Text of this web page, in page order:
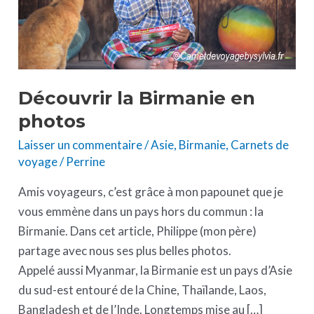
Découvrir la Birmanie en
photos
Laisser un commentaire/Asie, Birmanie, Carnets de
voyage/Perrine
Amis voyageurs, c’est grâce à mon papounet que je
vous emmène dans un pays hors du commun : la
Birmanie. Dans cet article, Philippe (mon père)
partage avec nous ses plus belles photos.
Appelé aussi Myanmar, la Birmanie est un pays d’Asie
du sud-est entouré de la Chine, Thaïlande, Laos,
Bangladesh et de l’Inde. Longtemps mise au […]